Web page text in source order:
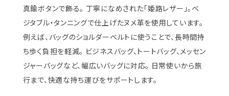
真鍮ボタンで飾る。 丁寧になめされた「姫路レザー」。ベ
ジタブル・タンニングで仕上げたヌメ革を使用しています。
例えば、バッグのショルダーベルトに使うことで、長時間持
ち歩く負担を軽減。 ビジネスバッグ、トートバッグ、メッセン
ジャーバッグなど、幅広いバッグに対応。 日常使いから旅
行まで、快適な持ち運びをサポートします。